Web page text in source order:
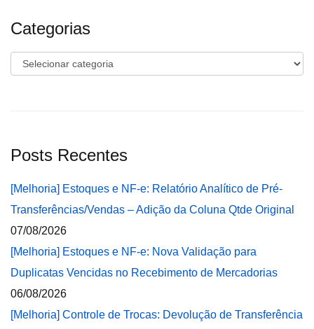
Categorias
Categorias
Posts Recentes
[Melhoria] Estoques e NF-e: Relatório Analítico de Pré-
Transferências/Vendas – Adição da Coluna Qtde Original
07/08/2026
[Melhoria] Estoques e NF-e: Nova Validação para
Duplicatas Vencidas no Recebimento de Mercadorias
06/08/2026
[Melhoria] Controle de Trocas: Devolução de Transferência